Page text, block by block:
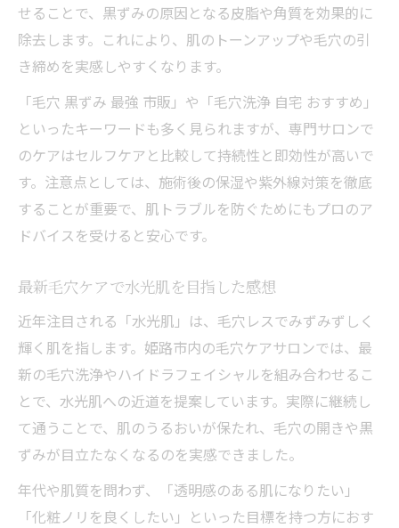
せることで、黒ずみの原因となる皮脂や角質を効果的に
除去します。これにより、肌のトーンアップや毛穴の引
き締めを実感しやすくなります。
「毛穴 黒ずみ 最強 市販」や「毛穴洗浄 自宅 おすすめ」
といったキーワードも多く見られますが、専門サロンで
のケアはセルフケアと比較して持続性と即効性が高いで
す。注意点としては、施術後の保湿や紫外線対策を徹底
することが重要で、肌トラブルを防ぐためにもプロのア
ドバイスを受けると安心です。
最新毛穴ケアで水光肌を目指した感想
近年注目される「水光肌」は、毛穴レスでみずみずしく
輝く肌を指します。姫路市内の毛穴ケアサロンでは、最
新の毛穴洗浄やハイドラフェイシャルを組み合わせるこ
とで、水光肌への近道を提案しています。実際に継続し
て通うことで、肌のうるおいが保たれ、毛穴の開きや黒
ずみが目立たなくなるのを実感できました。
年代や肌質を問わず、「透明感のある肌になりたい」
「化粧ノリを良くしたい」といった目標を持つ方におす